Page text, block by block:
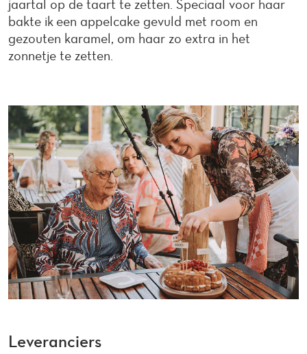
jaartal op de taart te zetten. Speciaal voor haar
bakte ik een appelcake gevuld met room en
gezouten karamel, om haar zo extra in het
zonnetje te zetten.
Leveranciers